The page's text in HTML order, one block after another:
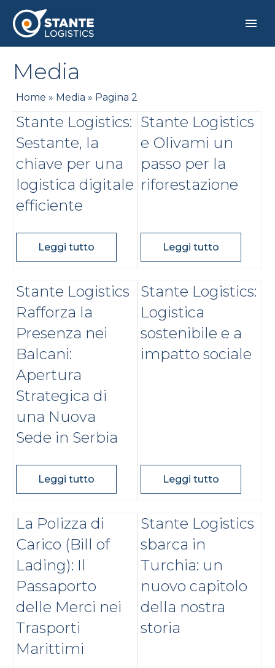
ITALIANO
Media
Home » Media » Pagina 2
Stante Logistics:
Sestante, la
chiave per una
logistica digitale
efficiente
Leggi tutto
Stante Logistics
e Olivami un
passo per la
riforestazione
Leggi tutto
Stante Logistics
Rafforza la
Presenza nei
Balcani:
Apertura
Strategica di
una Nuova
Sede in Serbia
Leggi tutto
Stante Logistics:
Logistica
sostenibile e a
impatto sociale
Leggi tutto
La Polizza di
Carico (Bill of
Lading): Il
Passaporto
delle Merci nei
Trasporti
Marittimi
Stante Logistics
sbarca in
Turchia: un
nuovo capitolo
della nostra
storia